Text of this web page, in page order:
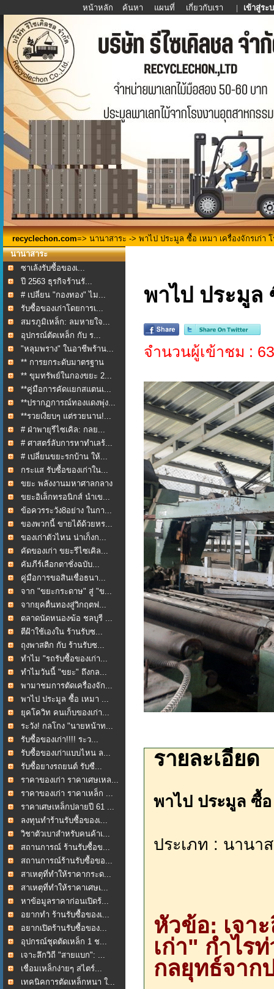
หน้าหลัก ค้นหา แผนที่ เกี่ยวกับเรา | เข้าสู่ระ
recyclechon.com=> นานาสาระ -> พาไป ประมูล ซื้อ เหมา เครื่องจักรเก่า โ
นานาสาระ
ซาเล้งรับซื้อของเ...
ปี 2563 ธุรกิจร้านรั...
# เปลี่ยน "กองทอง" ไม...
รับซื้อของเก่าโดยการเ...
สมรภูมิเหล็ก: ลมหายใจ...
อุปกรณ์ตัดเหล็ก กับ ร...
"หลุมพราง" ในอาชีพร้าน...
** การยกระดับมาตรฐาน
กา...
** ขุมทรัพย์ในกองขยะ 2...
**คู่มือการคัดแยกสแตนเ...
**ปรากฏการณ์ทองแดงพุ่ง...
**รวยเงียบๆ แต่รวยนาน!...
# ฝ่าพายุรีไซเคิล: กลย...
# ศาสตร์ลับการหาทำเลร้...
# เปลี่ยนขยะรกบ้าน ให้...
กระแส รับซื้อของเก่าใน...
ขยะ พลังงานมหาศาลกลาง
ใ...
ขยะอิเล็กทรอนิกส์ นำเข...
ข้อควรระวัง8อย่าง ในกา...
ของพวกนี้ ขายได้ด้วยหร...
ของเก่าตัวไหน น่าเก็งก...
คัดของเก่า ขยะรีไซเคิล...
คัมภีร์เลือกตาชั่งฉบับ...
คู่มือการขอสินเชื่อธนา...
จาก "ขยะกระดาษ" สู่ "ข...
จากยุคตื่นทองสู่วิกฤตฟ...
ตลาดนัดหนองฆ้อ ชลบุรี ...
ตีฝ้าใช้เองใน ร้านรับซ...
ถุงพาสติก กับ ร้านรับซ...
ทำไม "รถรับซื้อของเก่า...
ทำไมวันนี้ "ขยะ" ถึงกล...
พามาชมการตัดเครื่องจัก...
พาไป ประมูล ซื้อ เหมา ...
ยุคโควิท คนเก็บของเก่า...
ระวัง! กลโกง "นายหน้าท...
รับซื้อของเก่า!!!! ระว...
รับซื้อของเก่าแบบไหน ล...
รับซื้อยางรถยนต์ รับซื...
ราคาของเก่า ราคาเศษเหล...
ราคาของเก่า ราคาเหล็ก ...
ราคาเศษเหล็กปลายปี 61 ...
ลงทุนทำร้านรับซื้อของเ...
วิชาตัวเบาสำหรับคนค้าเ...
สถานการณ์ ร้านรับซื้อข...
สถานการณ์ร้านรับซื้อขอ...
สาเหตุที่ทำให้ราคากระด...
สาเหตุที่ทำให้ราคาเศษเ...
หาข้อมูลราคาก่อนเปิดร้...
อยากทำ ร้านรับซื้อของเ...
อยากเปิดร้านรับซื้อของ...
อุปกรณ์ชุดตัดเหล็ก 1 ช...
เจาะลึกวิถี "สายแบก": ...
เชื่อมเหล็กง่ายๆ สไตร์...
เทคนิคการตัดเหล็กหนา ใ...
พาไป ประมูล
จำนวนผู้เข้าชม :
รายละเอียด
พาไป ประมูล ซื้อ
ประเภท : นานา
หัวข้อ: เจา
เก่า" กำไร
กลยุทธ์จาก